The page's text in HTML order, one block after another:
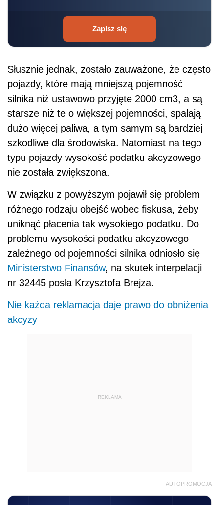
Zapisz się
Słusznie jednak, zostało zauważone, że często
pojazdy, które mają mniejszą pojemność
silnika niż ustawowo przyjęte 2000 cm3, a są
starsze niż te o większej pojemności, spalają
dużo więcej paliwa, a tym samym są bardziej
szkodliwe dla środowiska. Natomiast na tego
typu pojazdy wysokość podatku akcyzowego
nie została zwiększona.
W związku z powyższym pojawił się problem
różnego rodzaju obejść wobec fiskusa, żeby
uniknąć płacenia tak wysokiego podatku. Do
problemu wysokości podatku akcyzowego
zależnego od pojemności silnika odniosło się
Ministerstwo Finansów, na skutek interpelacji
nr 32445 posła Krzysztofa Brejza.
Nie każda reklamacja daje prawo do obniżenia
akcyzy
REKLAMA
AUTOPROMOCJA